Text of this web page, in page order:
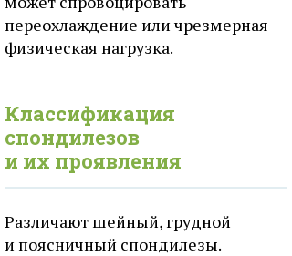
переохлаждение или чрезмерная
физическая нагрузка.
Классификация
спондилезов
и их проявления
Различают шейный, грудной
и поясничный спондилезы.